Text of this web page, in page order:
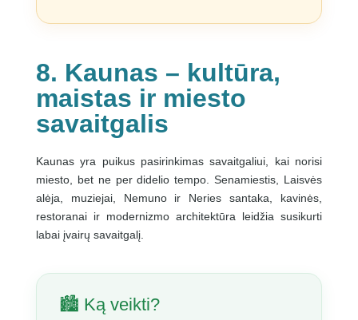
8. Kaunas – kultūra,
maistas ir miesto
savaitgalis
Kaunas yra puikus pasirinkimas savaitgaliui, kai norisi
miesto, bet ne per didelio tempo. Senamiestis, Laisvės
alėja, muziejai, Nemuno ir Neries santaka, kavinės,
restoranai ir modernizmo architektūra leidžia susikurti
labai įvairų savaitgalį.
🏙️ Ką veikti?